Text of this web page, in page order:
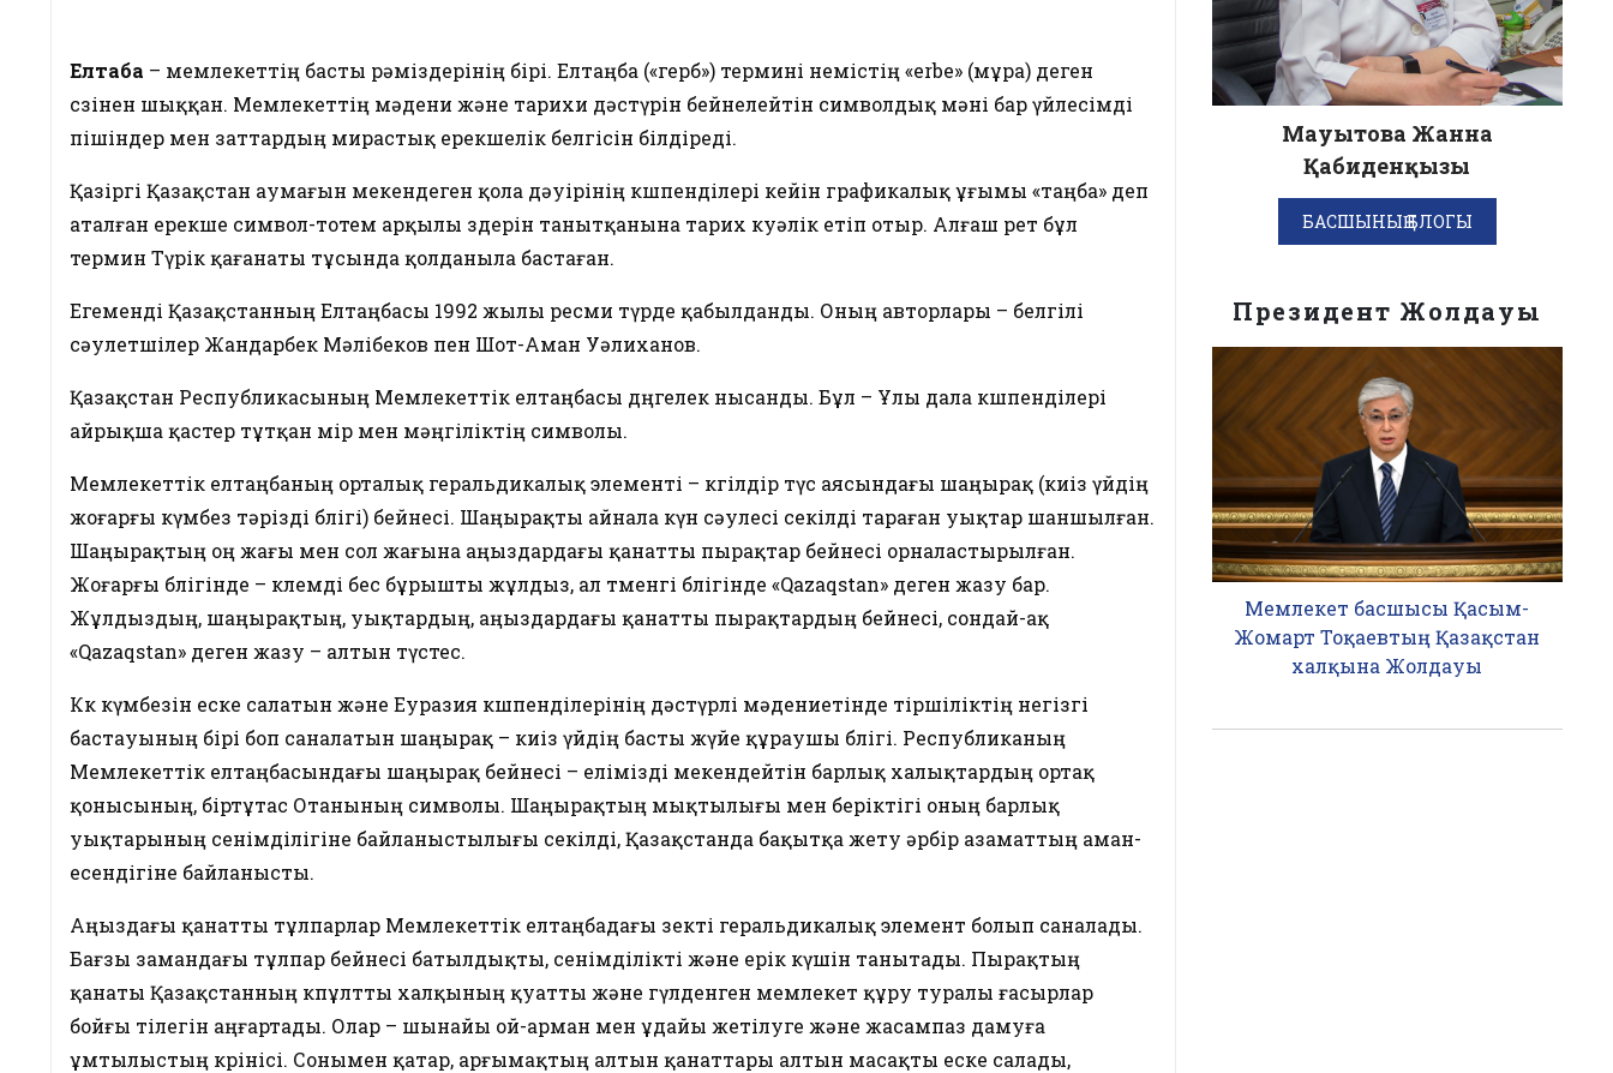
Елтаңба – мемлекеттің басты рәміздерінің бірі. Елтаңба («герб») термині немістің «erbe» (мұра) деген
сөзінен шыққан. Мемлекеттің мәдени және тарихи дәстүрін бейнелейтін символдық мәні бар үйлесімді
пішіндер мен заттардың мирастық ерекшелік белгісін білдіреді.
Қазіргі Қазақстан аумағын мекендеген қола дәуірінің көшпенділері кейін графикалық ұғымы «таңба» деп
аталған ерекше символ-тотем арқылы өздерін танытқанына тарих куәлік етіп отыр. Алғаш рет бұл
термин Түрік қағанаты тұсында қолданыла бастаған.
Егеменді Қазақстанның Елтаңбасы 1992 жылы ресми түрде қабылданды. Оның авторлары – белгілі
сәулетшілер Жандарбек Мәлібеков пен Шот-Аман Уәлиханов.
Қазақстан Республикасының Мемлекеттік елтаңбасы дөңгелек нысанды. Бұл – Ұлы дала көшпенділері
айрықша қастер тұтқан өмір мен мәңгіліктің символы.
Мемлекеттік елтаңбаның орталық геральдикалық элементі – көгілдір түс аясындағы шаңырақ (киіз үйдің
жоғарғы күмбез тәрізді бөлігі) бейнесі. Шаңырақты айнала күн сәулесі секілді тараған уықтар шаншылған.
Шаңырақтың оң жағы мен сол жағына аңыздардағы қанатты пырақтар бейнесі орналастырылған.
Жоғарғы бөлігінде – көлемді бес бұрышты жұлдыз, ал төменгі бөлігінде «Qazaqstan» деген жазу бар.
Жұлдыздың, шаңырақтың, уықтардың, аңыздардағы қанатты пырақтардың бейнесі, сондай-ақ
«Qazaqstan» деген жазу – алтын түстес.
Көк күмбезін еске салатын және Еуразия көшпенділерінің дәстүрлі мәдениетінде тіршіліктің негізгі
бастауының бірі боп саналатын шаңырақ – киіз үйдің басты жүйе құраушы бөлігі. Республиканың
Мемлекеттік елтаңбасындағы шаңырақ бейнесі – елімізді мекендейтін барлық халықтардың ортақ
қонысының, біртұтас Отанының символы. Шаңырақтың мықтылығы мен беріктігі оның барлық
уықтарының сенімділігіне байланыстылығы секілді, Қазақстанда бақытқа жету әрбір азаматтың аман-
есендігіне байланысты.
Аңыздағы қанатты тұлпарлар Мемлекеттік елтаңбадағы өзекті геральдикалық элемент болып саналады.
Бағзы замандағы тұлпар бейнесі батылдықты, сенімділікті және ерік күшін танытады. Пырақтың
қанаты Қазақстанның көпұлтты халқының қуатты және гүлденген мемлекет құру туралы ғасырлар
бойғы тілегін аңғартады. Олар – шынайы ой-арман мен ұдайы жетілуге және жасампаз дамуға
ұмтылыстың көрінісі. Сонымен қатар, арғымақтың алтын қанаттары алтын масақты еске салады,
Мауытова Жанна
Қабиденқызы
БАСШЫНЫҢ БЛОГЫ
Президент Жолдауы
Мемлекет басшысы Қасым-
Жомарт Тоқаевтың Қазақстан
халқына Жолдауы